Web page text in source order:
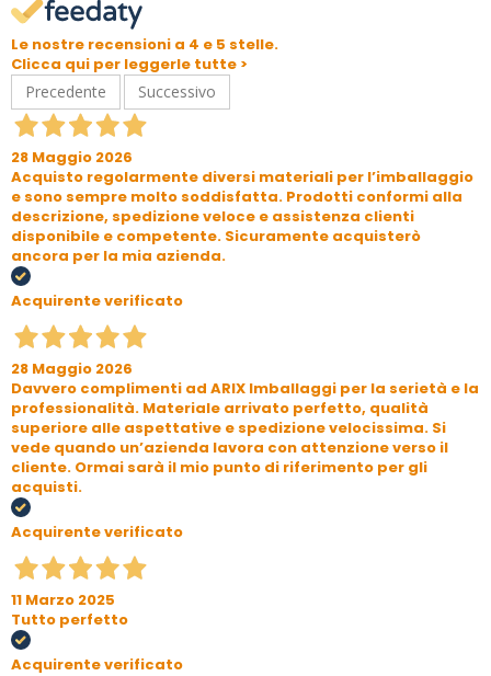
Le nostre recensioni a 4 e 5 stelle.
Clicca qui per leggerle tutte >
Precedente
Successivo
28 Maggio 2026
Acquisto regolarmente diversi materiali per l’imballaggio
e sono sempre molto soddisfatta. Prodotti conformi alla
descrizione, spedizione veloce e assistenza clienti
disponibile e competente. Sicuramente acquisterò
ancora per la mia azienda.
Acquirente verificato
28 Maggio 2026
Davvero complimenti ad ARIX Imballaggi per la serietà e la
professionalità. Materiale arrivato perfetto, qualità
superiore alle aspettative e spedizione velocissima. Si
vede quando un’azienda lavora con attenzione verso il
cliente. Ormai sarà il mio punto di riferimento per gli
acquisti.
Acquirente verificato
11 Marzo 2025
Tutto perfetto
Acquirente verificato